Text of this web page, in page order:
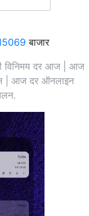
बाजार
विनिमय दर आज | आज
| आज दर ऑनलाइन